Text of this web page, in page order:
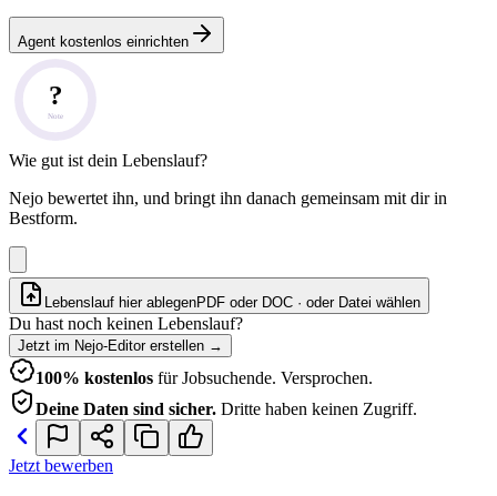
Agent kostenlos einrichten
?
Note
Wie gut ist dein Lebenslauf?
Nejo bewertet ihn, und bringt ihn danach gemeinsam mit dir in
Bestform.
Lebenslauf hier ablegenPDF oder DOC · oder Datei wählen
Du hast noch keinen Lebenslauf?
Jetzt im Nejo-Editor erstellen →
100% kostenlos für Jobsuchende. Versprochen.
Deine Daten sind sicher. Dritte haben keinen Zugriff.
Jetzt bewerben